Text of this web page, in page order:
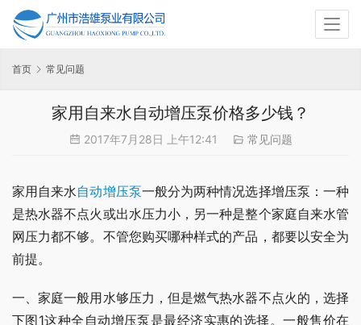
首页 常见问题
家用自来水自动增压泵价格多少钱？
2017年7月28日 上午12:41 常见问题
家用自来水自动增压泵一般分为两种情况选择增压泵：一种
是热水器不点火或出水压力小，另一种是整个家庭自来水管
网压力都不够。不管您购买哪种样式的产品，都要以安全为
前提。
一、家庭一般用水够压力，但是燃气热水器不点火的，选择
下图1这种全自动增压泵是最经济实惠的选择。一般售价在